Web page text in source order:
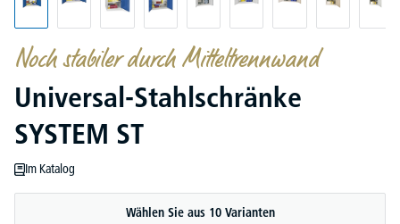
Noch stabiler durch Mitteltrennwand
Universal-Stahlschränke
SYSTEM ST
Im Katalog
Wählen Sie aus 10 Varianten